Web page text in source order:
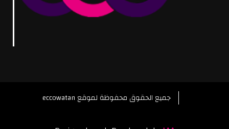
eccowatan جميع الحقوق محفوظة لموقع